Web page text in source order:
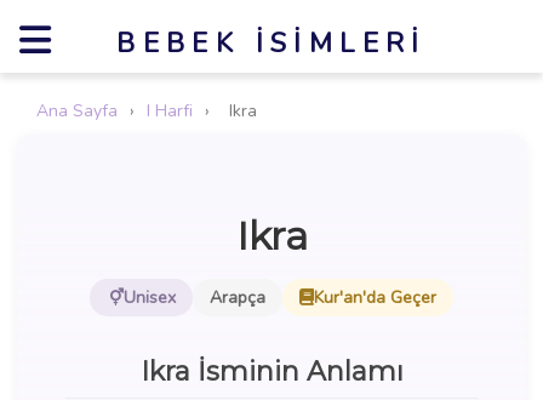
BEBEK İSIMLERI
Ana Sayfa › I Harfi › Ikra
Ikra
Unisex Arapça Kur'an'da Geçer
Ikra İsminin Anlamı